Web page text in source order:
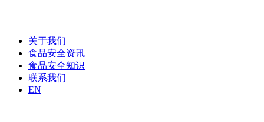
关于我们
食品安全资讯
食品安全知识
联系我们
EN